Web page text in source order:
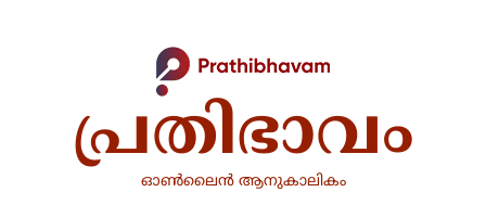
പ്രതിഭാവം
ഓൺലൈൻ ആനുകാലികം